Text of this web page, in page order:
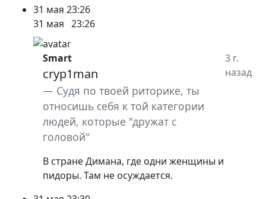
31 мая 23:26
31 мая 23:26
Smart
cryp1man
Судя по твоей риторике, ты
относишь себя к той категории
людей, которые "дружат с
головой"
В стране Димана, где одни женщины и
пидоры. Там не осуждается.
3 г.
назад